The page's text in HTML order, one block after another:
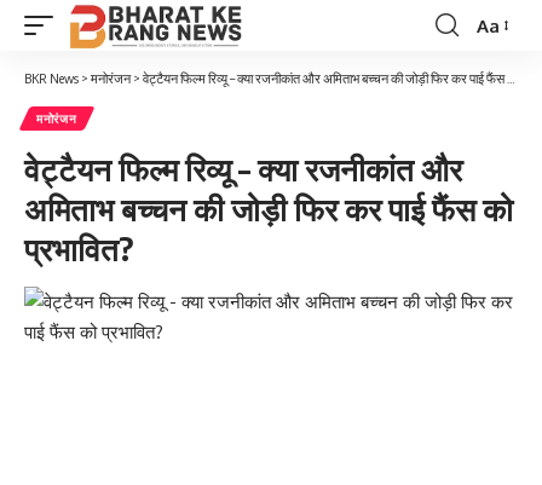
Font
Resizer
Aa
BKR News > मनोरंजन> वेट्टैयन फिल्म रिव्यू – क्या रजनीकांत और अमिताभ बच्चन की जोड़ी फिर कर पाई फैंस को प्रभावित?
मनोरंजन
वेट्टैयन फिल्म रिव्यू – क्या रजनीकांत और
अमिताभ बच्चन की जोड़ी फिर कर पाई फैंस को
प्रभावित?